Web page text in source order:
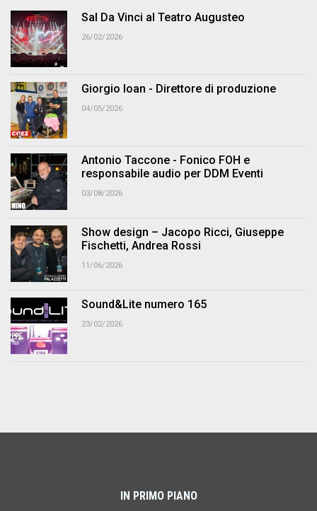
Sal Da Vinci al Teatro Augusteo
26/02/2026
Giorgio Ioan - Direttore di produzione
04/05/2026
Antonio Taccone - Fonico FOH e
responsabile audio per DDM Eventi
03/08/2026
Show design – Jacopo Ricci, Giuseppe
Fischetti, Andrea Rossi
11/06/2026
Sound&Lite numero 165
23/02/2026
IN PRIMO PIANO